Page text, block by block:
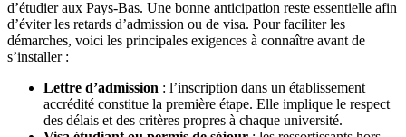
d’étudier aux Pays-Bas. Une bonne anticipation reste essentielle afin
d’éviter les retards d’admission ou de visa. Pour faciliter les
démarches, voici les principales exigences à connaître avant de
s’installer :
Lettre d’admission : l’inscription dans un établissement
accrédité constitue la première étape. Elle implique le respect
des délais et des critères propres à chaque université.